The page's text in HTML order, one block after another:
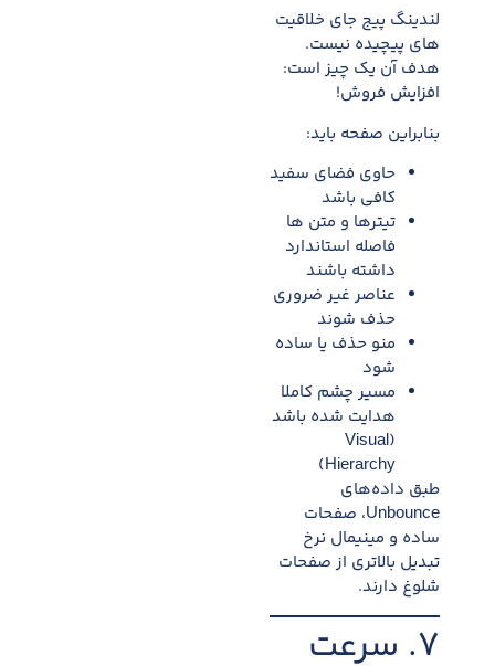
لندینگ پیج جای خلاقیت
های پیچیده نیست.
هدف آن یک چیز است:
افزایش فروش!
بنابراین صفحه باید:
حاوی فضای سفید
کافی باشد
تیترها و متن ها
فاصله استاندارد
داشته باشند
عناصر غیر ضروری
حذف شوند
منو حذف یا ساده
شود
مسیر چشم کاملا
هدایت شده باشد
(Visual
Hierarchy)
طبق داده‌های
Unbounce، صفحات
ساده و مینیمال نرخ
تبدیل بالاتری از صفحات
شلوغ دارند.
۷. سرعت